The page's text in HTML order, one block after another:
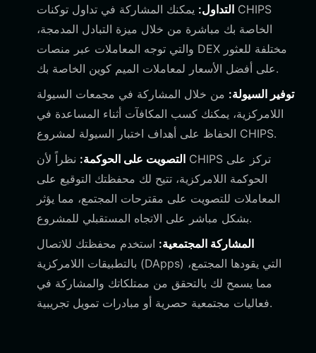
التداول: يمكنك المشاركة في تداول توكنات CHIPS
الخاصة بك مباشرة من خلال ميزة التبادل المدمجة،
والتي توجه المعاملات عبر منصات DEX مختلفة للعثور
على أفضل الأسعار لمعاملات الميم كوين الخاصة بك.
توفير السيولة: من خلال المشاركة في مجمعات السيولة
اللامركزية، يمكنك كسب المكافآت أثناء المساعدة في
الحفاظ على أهداف اختبار السيولة لمشروع CHIPS.
التصويت على الحوكمة: نظراً لأن CHIPS تركز على
الحوكمة اللامركزية، تتيح لك محفظتك التوقيع على
المعاملات للتصويت على مقترحات المجتمع، مما يؤثر
بشكل مباشر على الاتجاه المستقبلي للمشروع.
المشاركة المجتمعية: استخدم محفظتك للاتصال
بالتطبيقات اللامركزية (DApps) التي يقودها المجتمع،
مما يسمح لك بالتحقق من ممتلكاتك والمشاركة في
فعاليات مجتمعية حصرية أو مبادرات تمويل تجريبية.